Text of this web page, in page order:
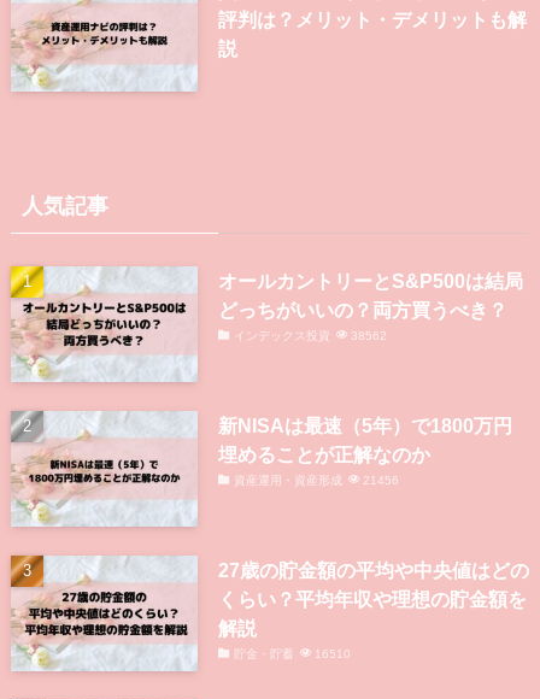
評判は？メリット・デメリットも解
説
人気記事
オールカントリーとS&P500は結局
どっちがいいの？両方買うべき？
インデックス投資 38562
新NISAは最速（5年）で1800万円
埋めることが正解なのか
資産運用・資産形成 21456
27歳の貯金額の平均や中央値はどの
くらい？平均年収や理想の貯金額を
解説
貯金・貯蓄 16510